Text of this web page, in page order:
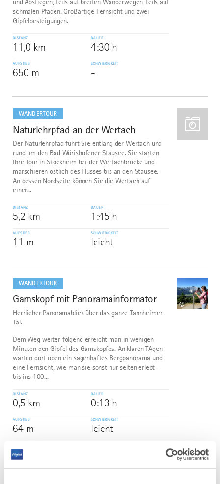
und Abstiegen, teils auf breiten Wanderwegen, teils auf
schmalen Pfaden. Großartige Fernsicht und zwei
Gipfelbesteigungen.
DISTANZ
11,0 km
DAUER
4:30 h
AUFSTIEG
650 m
SCHWIERIGKEIT
-
WANDERTOUR
2
Naturlehrpfad an der Wertach
Der Naturlehrpfad führt Sie entlang der Wertach und
rund um den Bad Wörishofener Stausee. Sie starten
Ihre Tour in Stockheim bei der Wertachbrücke und
marschieren östlich des Flusses bis an den Stausee.
An dessen Nordseite können Sie die Wertach auf
einer...
DISTANZ
5,2 km
DAUER
1:45 h
AUFSTIEG
11 m
SCHWIERIGKEIT
leicht
dazu
WANDERTOUR
3
Gamskopf mit Panoramainformator
©
Herrlicher Panoramablick über das ganze Tannheimer
Tal.
Dem Weg weiter folgend erreicht man in wenigen
Minuten den Gipfel des Gamskopfes. An klaren TAgen
warten dort oben ein sagenhaftes Bergpanorama und
eine Fernsicht, wie man sie sonst nur selten erlebt -
bis ins 100...
DISTANZ
0,5 km
DAUER
0:13 h
AUFSTIEG
64 m
SCHWIERIGKEIT
leicht
dazu
WANDERTOUR
mehr